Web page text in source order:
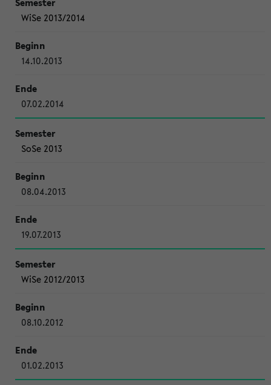
WiSe 2013/2014
14.10.2013
07.02.2014
SoSe 2013
08.04.2013
19.07.2013
WiSe 2012/2013
08.10.2012
01.02.2013